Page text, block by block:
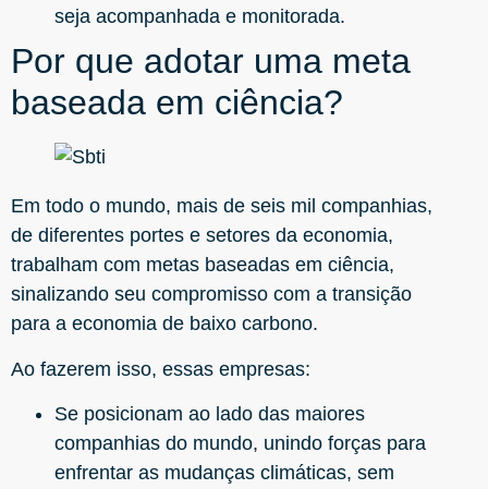
seja acompanhada e monitorada.
Por que adotar uma meta
baseada em ciência?
Em todo o mundo, mais de seis mil companhias,
de diferentes portes e setores da economia,
trabalham com metas baseadas em ciência,
sinalizando seu compromisso com a transição
para a economia de baixo carbono.
Ao fazerem isso, essas empresas:
Se posicionam ao lado das maiores
companhias do mundo, unindo forças para
enfrentar as mudanças climáticas, sem